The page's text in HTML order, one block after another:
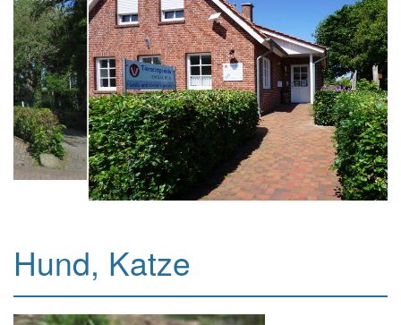
Über uns
Kleintierpraxis
Großtierpraxis
Kontakt & Anfahrt
Hund, Katze